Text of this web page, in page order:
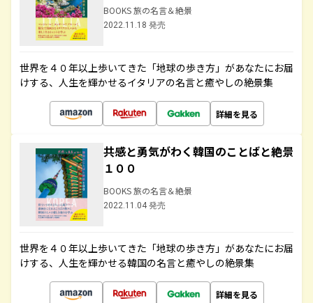
BOOKS 旅の名言＆絶景
2022.11.18 発売
世界を４０年以上歩いてきた「地球の歩き方」があなたにお届
けする、人生を輝かせるイタリアの名言と癒やしの絶景集
詳細を見る
共感と勇気がわく韓国のことばと絶景
１００
BOOKS 旅の名言＆絶景
2022.11.04 発売
世界を４０年以上歩いてきた「地球の歩き方」があなたにお届
けする、人生を輝かせる韓国の名言と癒やしの絶景集
詳細を見る